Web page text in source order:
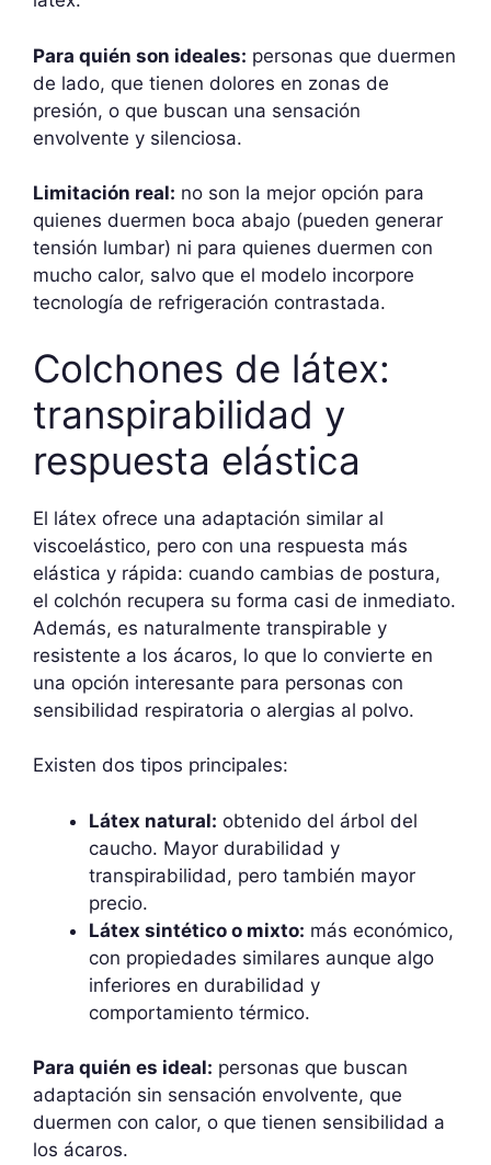
Para quién son ideales: personas que duermen
de lado, que tienen dolores en zonas de
presión, o que buscan una sensación
envolvente y silenciosa.
Limitación real: no son la mejor opción para
quienes duermen boca abajo (pueden generar
tensión lumbar) ni para quienes duermen con
mucho calor, salvo que el modelo incorpore
tecnología de refrigeración contrastada.
Colchones de látex:
transpirabilidad y
respuesta elástica
El látex ofrece una adaptación similar al
viscoelástico, pero con una respuesta más
elástica y rápida: cuando cambias de postura,
el colchón recupera su forma casi de inmediato.
Además, es naturalmente transpirable y
resistente a los ácaros, lo que lo convierte en
una opción interesante para personas con
sensibilidad respiratoria o alergias al polvo.
Existen dos tipos principales:
Látex natural: obtenido del árbol del
caucho. Mayor durabilidad y
transpirabilidad, pero también mayor
precio.
Látex sintético o mixto: más económico,
con propiedades similares aunque algo
inferiores en durabilidad y
comportamiento térmico.
Para quién es ideal: personas que buscan
adaptación sin sensación envolvente, que
duermen con calor, o que tienen sensibilidad a
los ácaros.